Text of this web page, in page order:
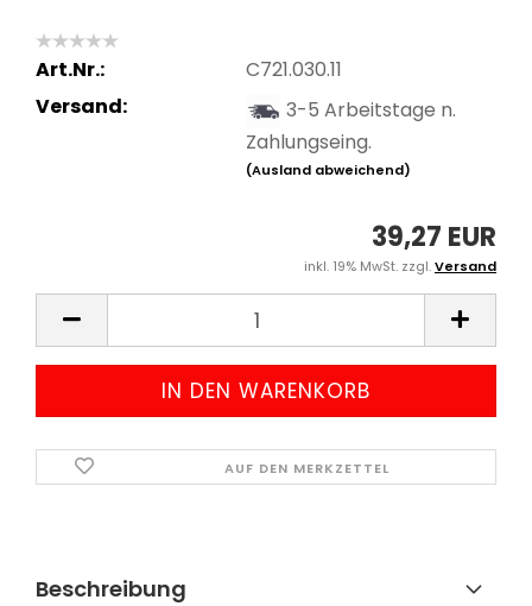
Art.Nr.:
C721.030.11
Versand:
3-5 Arbeitstage n.
Zahlungseing.
(Ausland abweichend)
39,27 EUR
inkl. 19% MwSt. zzgl.Versand
AUF DEN MERKZETTEL
Beschreibung